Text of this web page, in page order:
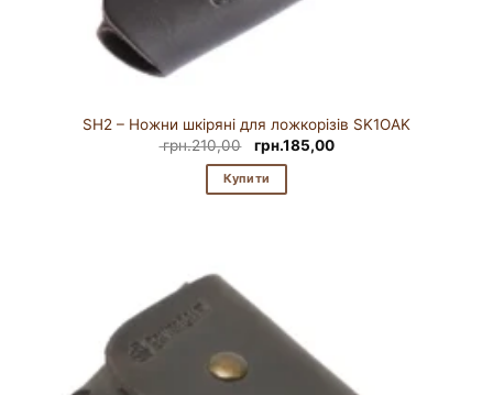
SH2 – Ножни шкіряні для ложкорізів SK1OAK
грн.210,00
Оригінальна
ціна:
грн.210,00.
грн.185,00Поточна
Купити